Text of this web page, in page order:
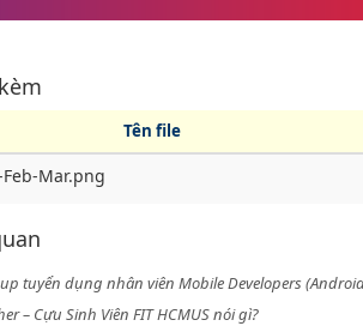
Tên file
Feb-Mar.png
tuyển dụng nhân viên Mobile Developers
– Cựu Sinh Viên FIT HCMUS nói gì?